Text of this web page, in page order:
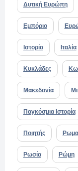
Δυτική Ευρώπη
Εμπόριο
Ιστορία Ιταλία
Κυκλάδες
Μακεδονία
Παγκόσμια Ιστορία
Ποιητής
Ρωσία Ρώμη